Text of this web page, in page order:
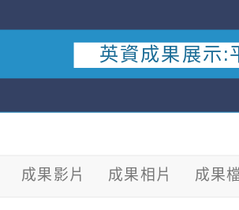
英資成果展示:
成果影片 成果相片 成果